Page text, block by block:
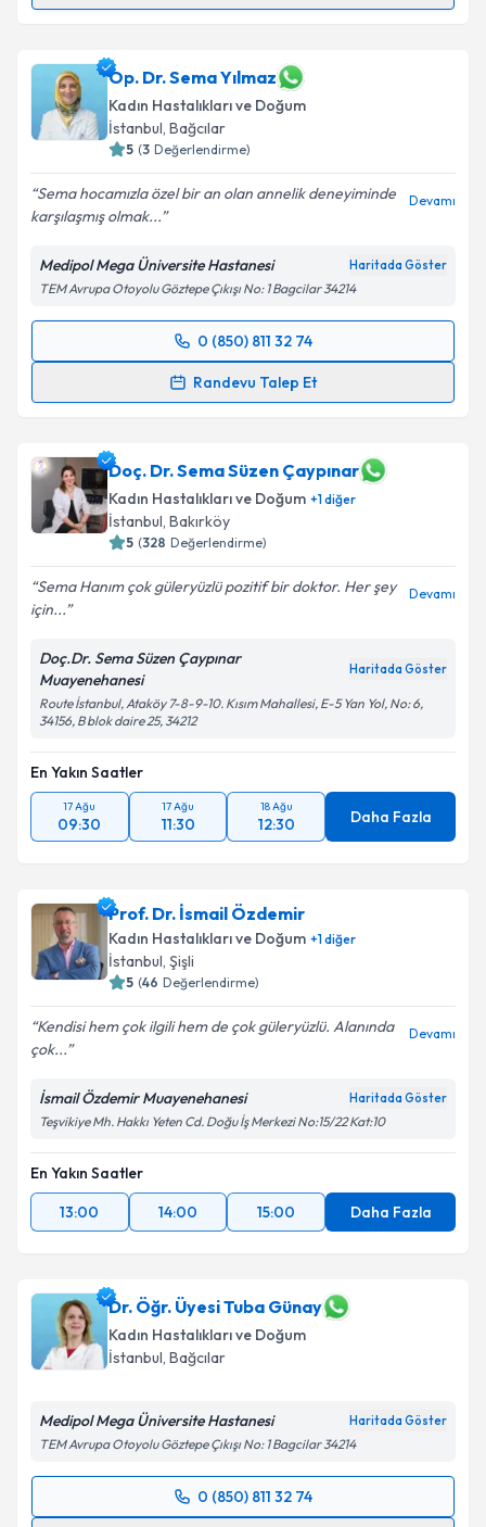
takvim hazırlandığında e-posta ile bilgilendireceğiz.
E-posta Adresiniz
Kişisel verilerimin işlenmesine ilişkin
kapsamda işlenmesini kabul ediyorum.
Takvim Talebini Gönder
Op. Dr. Sema Yılmaz
Kadın Hastalıkları ve Doğum
İstanbul, Bağcılar
5 (3 Değerlendirme)
Sema hocamızla özel bir an olan annelik deneyiminde
karşılaşmış olmak...
Devamı
Medipol Mega Üniversite Hastanesi Haritada Göster
TEM Avrupa Otoyolu Göztepe Çıkışı No: 1 Bagcilar 34214
0 (850) 811 32 74
Randevu Talep Et
Randevu Takvimi Talebi
takvim hazırlandığında e-posta ile bilgilendireceğiz.
E-posta Adresiniz
kapsamda işlenmesini kabul ediyorum.
Takvim Talebini Gönder
Doç. Dr. Sema Süzen Çaypınar
Kadın Hastalıkları ve Doğum +1diğer
İstanbul, Bakırköy
5 (328 Değerlendirme)
Sema Hanım çok güleryüzlü pozitif bir doktor. Her şey
için...
Devamı
Doç.Dr. Sema Süzen Çaypınar
Muayenehanesi
Haritada Göster
Route İstanbul, Ataköy 7-8-9-10. Kısım Mahallesi, E-5 Yan Yol, No: 6,
34156, B blok daire 25, 34212
En Yakın Saatler
17 Ağu
09:30
17 Ağu
11:30
18 Ağu
12:30 Daha Fazla
Prof. Dr. İsmail Özdemir
Kadın Hastalıkları ve Doğum +1diğer
İstanbul, Şişli
5 (46 Değerlendirme)
Kendisi hem çok ilgili hem de çok güleryüzlü. Alanında
çok...
Devamı
İsmail Özdemir Muayenehanesi Haritada Göster
Teşvikiye Mh. Hakkı Yeten Cd. Doğu İş Merkezi No:15/22 Kat:10
En Yakın Saatler
13:00
14:00 15:00 Daha Fazla
Dr. Öğr. Üyesi Tuba Günay
Kadın Hastalıkları ve Doğum
İstanbul, Bağcılar
Medipol Mega Üniversite Hastanesi Haritada Göster
TEM Avrupa Otoyolu Göztepe Çıkışı No: 1 Bagcilar 34214
0 (850) 811 32 74
Randevu Takvimi Talebi